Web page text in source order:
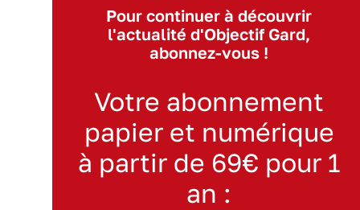
Pour continuer à découvrir
l'actualité d'Objectif Gard,
abonnez-vous !
Votre abonnement
papier et numérique
à partir de 69€ pour 1
an :